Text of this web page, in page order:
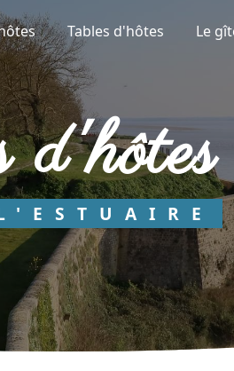
Tables d'hôtes Le
L'ESTUAIRE